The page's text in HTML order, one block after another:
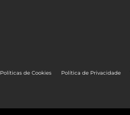
Políticas de Cookies Política de Privacidade